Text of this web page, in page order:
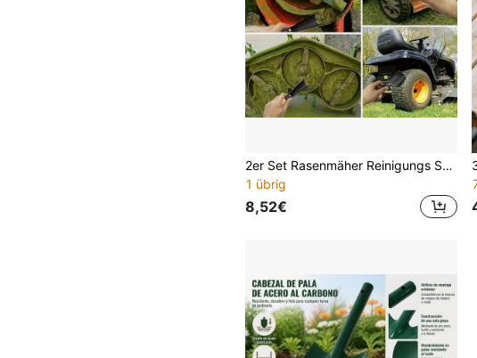
2er Set Rasenmäher Reinigungs Schaufel & Bürste Kombi 2-in-1 Wartungswerkzeug, breiter gebogener Schaufelkopf zum Entfernen von verdichtetem Gras von der Unterseite, steife Borstenbürste zum Reinigen von Ecken und feinen Rückständen, verlängerter Holzgriff Design für bequemes Reinigen von toten Winkeln ohne Bücken, kratzfrei und für Maschinenbeschichtung geeignet
1 übrig
8,52€